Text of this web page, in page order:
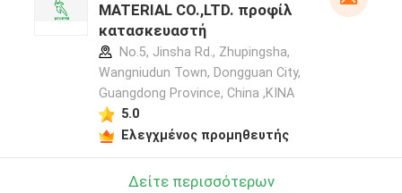
MATERIAL CO.,LTD. προφίλ
κατασκευαστή
No.5, Jinsha Rd., Zhupingsha,
Wangniudun Town, Dongguan City,
Guangdong Province, China ,ΚΙΝΑ
5.0
Ελεγχμένος προμηθευτής
Δείτε περισσότερων